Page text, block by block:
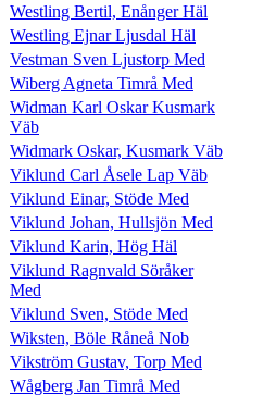
Westling Bertil, Enånger Häl
Westling Ejnar Ljusdal Häl
Vestman Sven Ljustorp Med
Wiberg Agneta Timrå Med
Widman Karl Oskar Kusmark
Väb
Widmark Oskar, Kusmark Väb
Viklund Carl Åsele Lap Väb
Viklund Einar, Stöde Med
Viklund Johan, Hullsjön Med
Viklund Karin, Hög Häl
Viklund Ragnvald Söråker
Med
Viklund Sven, Stöde Med
Wiksten, Böle Råneå Nob
Vikström Gustav, Torp Med
Wågberg Jan Timrå Med